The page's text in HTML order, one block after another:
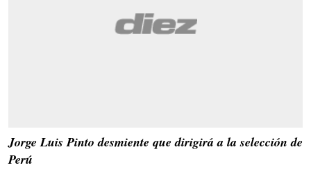
Jorge Luis Pinto desmiente que dirigirá a la selección de
Perú